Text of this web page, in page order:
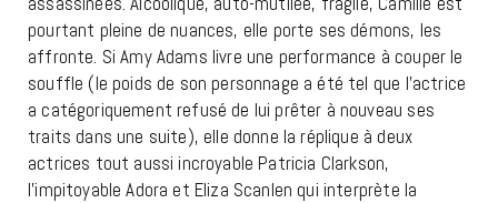
pourtant pleine de nuances, elle porte ses démons, les
affronte. Si Amy Adams livre une performance à couper le
souffle (le poids de son personnage a été tel que l’actrice
a catégoriquement refusé de lui prêter à nouveau ses
traits dans une suite), elle donne la réplique à deux
actrices tout aussi incroyable Patricia Clarkson,
l’impitoyable Adora et Eliza Scanlen qui interprète la